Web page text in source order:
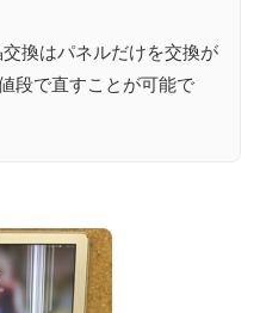
換はパネルだけを交換が
段で直すことが可能で